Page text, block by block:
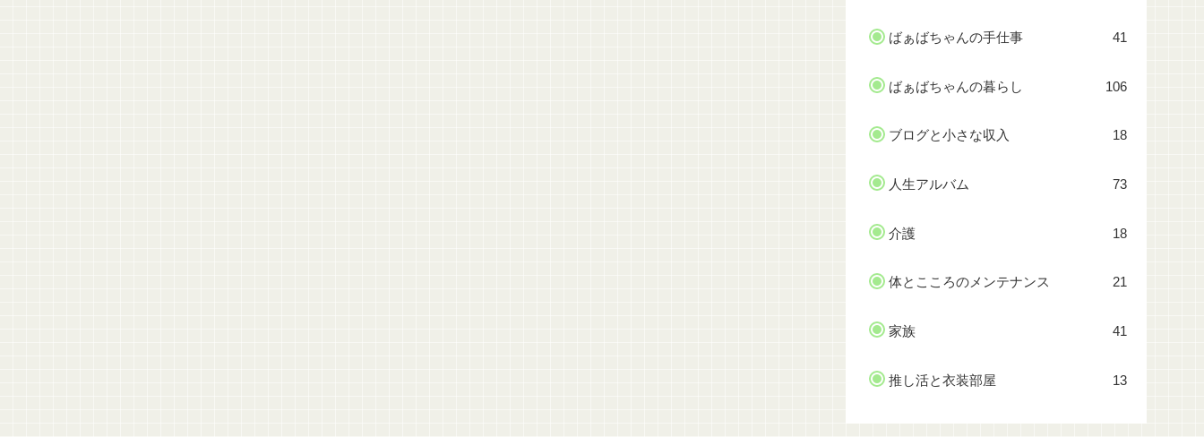
ばぁばちゃんの手仕事 41
ばぁばちゃんの暮らし 106
ブログと小さな収入 18
人生アルバム 73
介護 18
体とこころのメンテナンス 21
家族 41
推し活と衣装部屋 13